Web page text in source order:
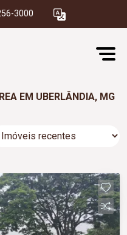
3000
EM UBERLÂNDIA, MG